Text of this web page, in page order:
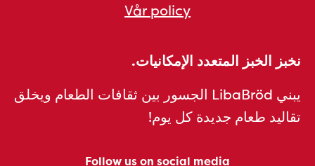
Vår policy
نخبز الخبز المتعدد الإمكانيات.
يبني LibaBröd الجسور بين ثقافات الطعام ويخلق
تقاليد طعام جديدة كل يوم!
Follow us on social media